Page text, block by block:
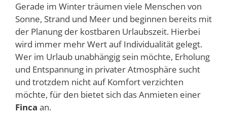
Gerade im Winter träumen viele Menschen von
Sonne, Strand und Meer und beginnen bereits mit
der Planung der kostbaren Urlaubszeit. Hierbei
wird immer mehr Wert auf Individualität gelegt.
Wer im Urlaub unabhängig sein möchte, Erholung
und Entspannung in privater Atmosphäre sucht
und trotzdem nicht auf Komfort verzichten
möchte, für den bietet sich das Anmieten einer
Finca an.